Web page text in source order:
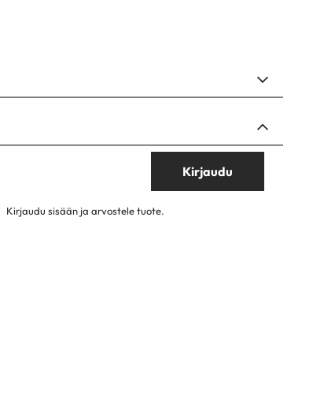
Kirjaudu
Kirjaudu sisään ja arvostele tuote.